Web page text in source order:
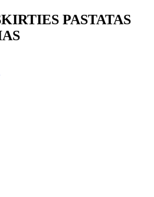
PASTATAS